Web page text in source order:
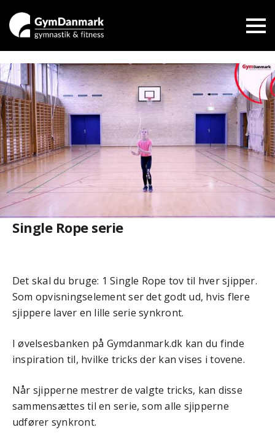
Single Rope serie
Det skal du bruge: 1 Single Rope tov til hver sjipper.
Som opvisningselement ser det godt ud, hvis flere
sjippere laver en lille serie synkront.
I øvelsesbanken på Gymdanmark.dk kan du finde
inspiration til, hvilke tricks der kan vises i tovene.
Når sjipperne mestrer de valgte tricks, kan disse
sammensættes til en serie, som alle sjipperne
udfører synkront.